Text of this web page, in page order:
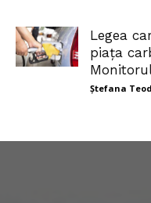
Legea
piața
Ștefana